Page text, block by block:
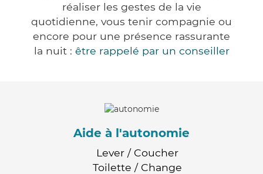
réaliser les gestes de la vie
quotidienne, vous tenir compagnie ou
encore pour une présence rassurante
la nuit : être rappelé par un conseiller
Aide à l'autonomie
Lever / Coucher
Toilette / Change